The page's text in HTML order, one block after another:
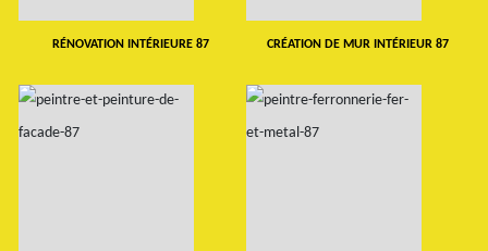
RÉNOVATION INTÉRIEURE 87 CRÉATION DE MUR INTÉRIEUR 87